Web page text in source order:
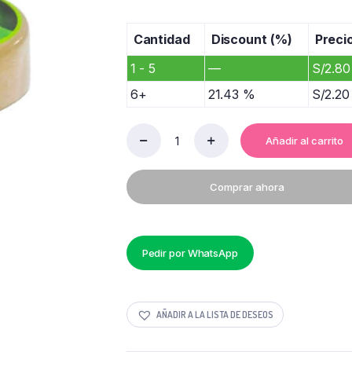
Cantidad Discount (%)
1 - 5
— S/2.80
6+
21.43 % S/2.20
X
90GR
quantity
Añadir al carrito
Comprar ahora
Pedir por WhatsApp
AÑADIR A LA LISTA DE DESEOS